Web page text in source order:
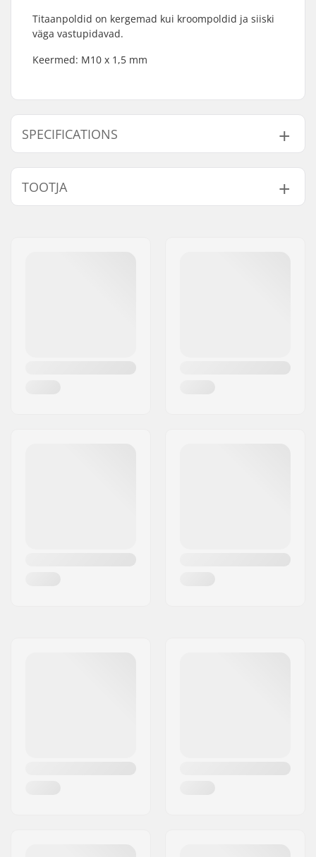
Titaanpoldid on kergemad kui kroompoldid ja siiski
väga vastupidavad.
Keermed: M10 x 1,5 mm
SPECIFICATIONS
Kaal: 7.6g
TOOTJA